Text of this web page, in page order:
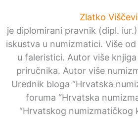
Zlatko
je diplomirani pravnik (dipl.
iskustva u numizmatici. Više
u faleristici. Autor više
priručnika. Autor više
Urednik bloga “Hrvatska
foruma “Hrvatska
“Hrvatskog numizmatičkog